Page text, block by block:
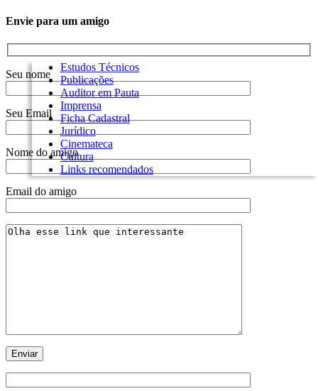
Envie para um amigo
Seu nome
Seu Email
Nome do amigo
Email do amigo
Estudos Técnicos
Publicações
Auditor em Pauta
Imprensa
Ficha Cadastral
Jurídico
Cinemateca
Cultura
Links recomendados